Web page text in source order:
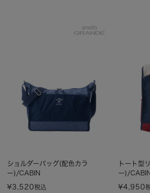
ショルダーバッグ(配色カラ
ー)/CABIN
¥3,520税込
トート型
ー)/CABIN
¥4,950